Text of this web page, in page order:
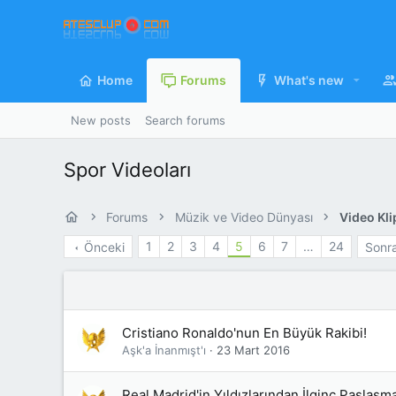
Home Forums What's new
New posts Search forums
Spor Videoları
Forums Müzik ve Video Dünyası
Video
Önceki
1 2 3 4 5 6 7 … 24
Cristiano Ronaldo'nun En Büyük Rakibi!
Aşk'a İnanmışt'ı 23 Mart 2016